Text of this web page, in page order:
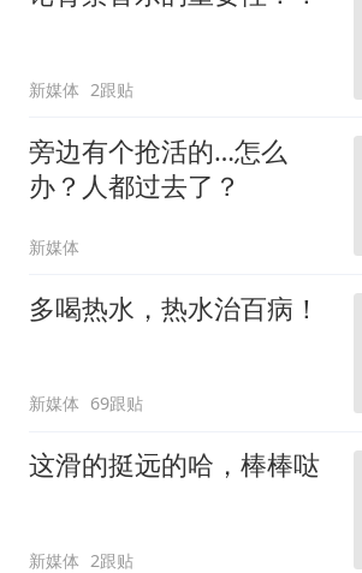
新媒体 2跟贴
旁边有个抢活的…怎么
办？人都过去了？
新媒体
多喝热水，热水治百病！
新媒体 69跟贴
这滑的挺远的哈，棒棒哒
新媒体 2跟贴